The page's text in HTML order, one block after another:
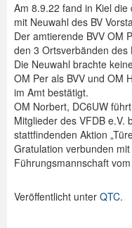
Am 8.9.22 fand in Kiel
mit Neuwahl des BV
Der amtierende BVV OM
den 3 Ortsverbänden des
Die Neuwahl brachte
OM Per als BVV und OM
im Amt bestätigt.
OM Norbert, DC6UW
Mitglieder des VFDB e.V.
stattfindenden Aktion
Gratulation verbunden
Führungsmannschaft
Veröffentlicht unter QTC.